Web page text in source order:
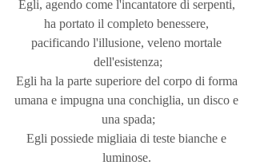
Egli, agendo come l'incantatore di serpenti,
ha portato il completo benessere,
pacificando l'illusione, veleno mortale
dell'esistenza;
Egli ha la parte superiore del corpo di forma
umana e impugna una conchiglia, un disco e
una spada;
Egli possiede migliaia di teste bianche e
luminose.